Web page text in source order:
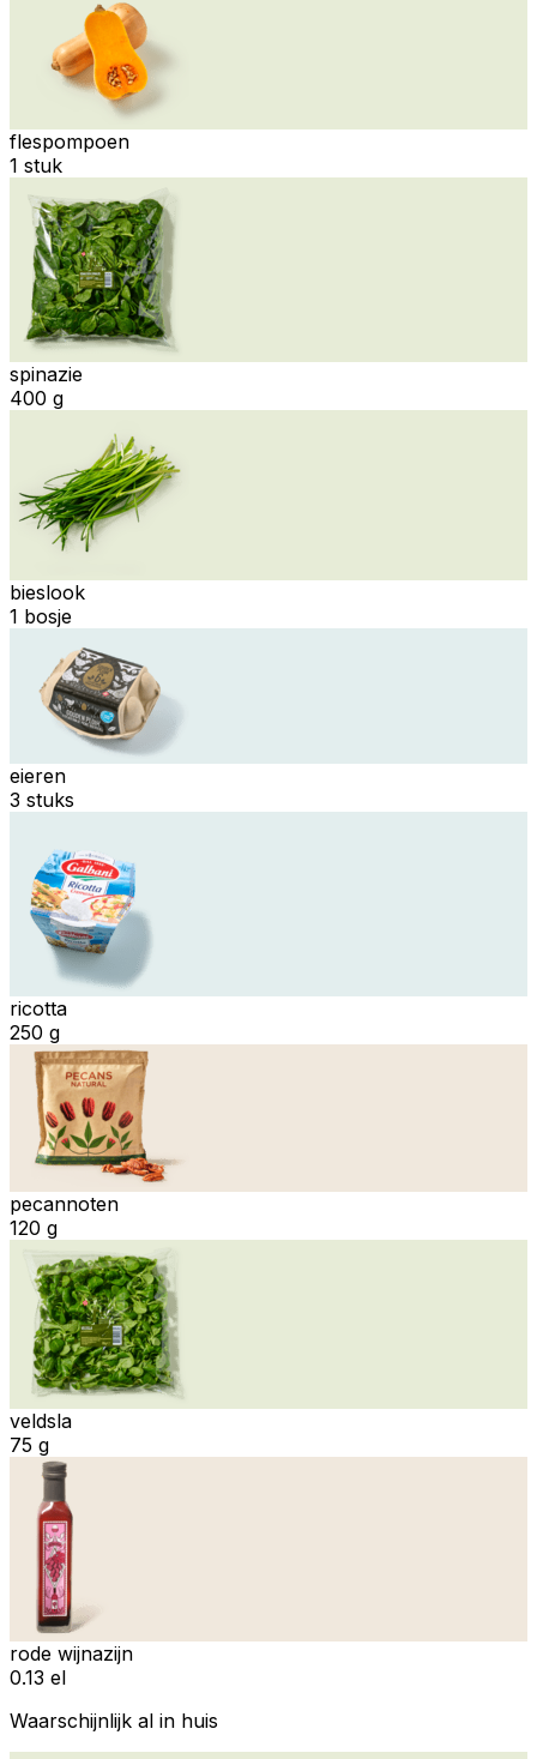
flespompoen
1 stuk
spinazie
400 g
bieslook
1 bosje
eieren
3 stuks
ricotta
250 g
pecannoten
120 g
veldsla
75 g
rode wijnazijn
0.13 el
Waarschijnlijk al in huis